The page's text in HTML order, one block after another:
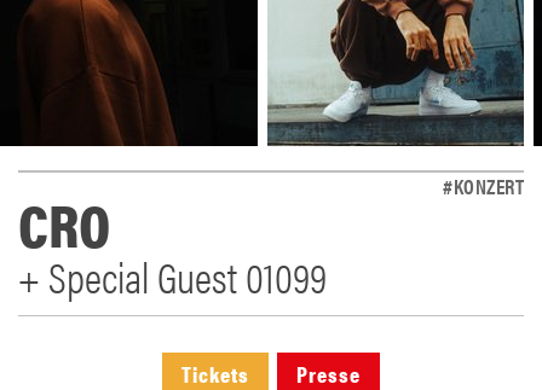
#KONZERT
CRO
+ Special Guest 01099
Tickets Presse